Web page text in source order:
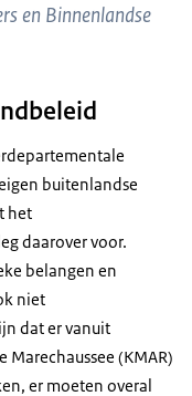
en Binnenlandse
buitenlandse
het
daarover voor.
belangen en
niet
dat er vanuit
(KMAR)
er moeten overal